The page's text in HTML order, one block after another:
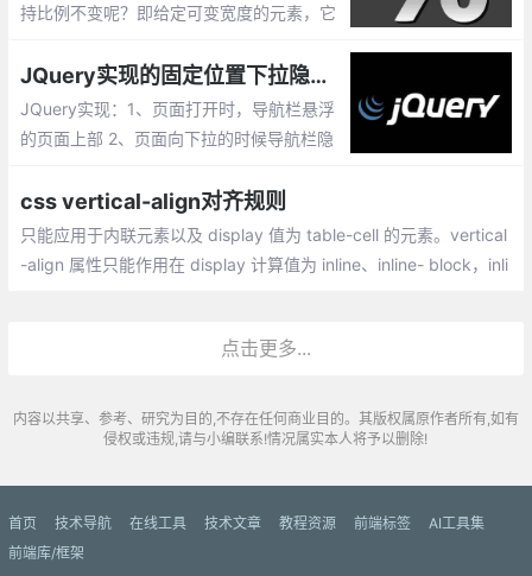
持比例不变呢？即给定可变宽度的元素，它
其宽度与高度的比率保持恒定)。这里以 4:3
为例，通过2种方式来实现
JQuery实现的固定位置下拉隐藏上拉显示悬浮导航菜单
JQuery实现：1、页面打开时，导航栏悬浮
的页面上部 2、页面向下拉的时候导航栏隐
css vertical-align对齐规则
只能应用于内联元素以及 display 值为 table-cell 的元素。vertical
-align 属性只能作用在 display 计算值为 inline、inline- block，inli
点击更多...
内容以共享、参考、研究为目的,不存在任何商业目的。其版权属原作者所有,如有
侵权或违规,请与小编联系!情况属实本人将予以删除!
首页 技术导航 在线工具 技术文章 教程资源 前端标签
AI工具集
前端库/框架